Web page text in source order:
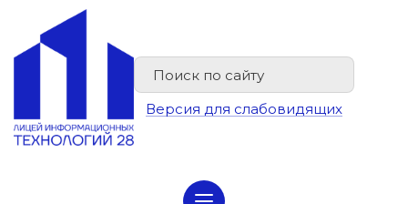
Версия для слабовидящих